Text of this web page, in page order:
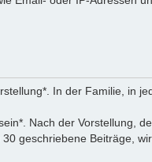
In der Familie, in
Nach der Vorstellung,
geschriebene Beiträge,